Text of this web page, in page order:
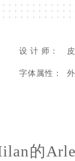
设 计 师：
字体属性：
的